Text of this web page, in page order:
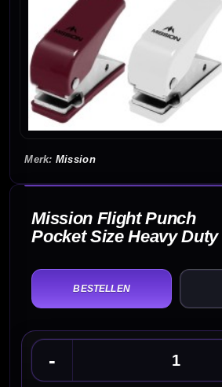
Mission
Mission Flight Punch
Pocket Size Heavy Duty
-